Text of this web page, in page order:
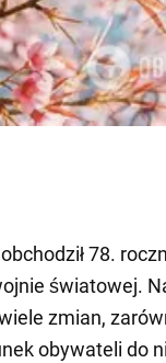
78.
światowej.
zmian,
obywateli do